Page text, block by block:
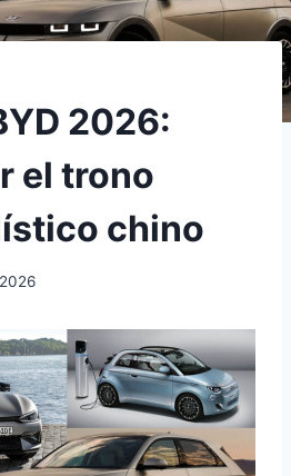
2026:
el trono
chino